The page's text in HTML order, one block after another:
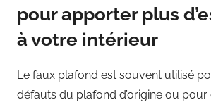
pour apporter plus
à votre intérieur
Le faux plafond est souvent utilisé
défauts du plafond d’origine ou pour